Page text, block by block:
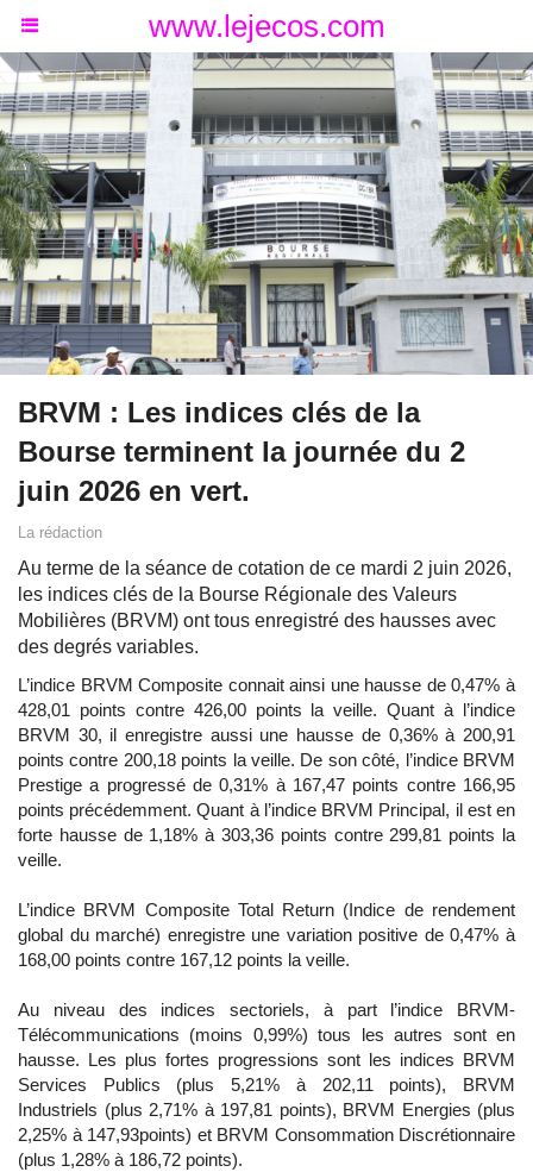
www.lejecos.com
BRVM : Les indices clés de la
Bourse terminent la journée du 2
juin 2026 en vert.
La rédaction
Au terme de la séance de cotation de ce mardi 2 juin 2026,
les indices clés de la Bourse Régionale des Valeurs
Mobilières (BRVM) ont tous enregistré des hausses avec
des degrés variables.
L’indice BRVM Composite connait ainsi une hausse de 0,47% à
428,01 points contre 426,00 points la veille. Quant à l’indice
BRVM 30, il enregistre aussi une hausse de 0,36% à 200,91
points contre 200,18 points la veille. De son côté, l’indice BRVM
Prestige a progressé de 0,31% à 167,47 points contre 166,95
points précédemment. Quant à l’indice BRVM Principal, il est en
forte hausse de 1,18% à 303,36 points contre 299,81 points la
veille.
L’indice BRVM Composite Total Return (Indice de rendement
global du marché) enregistre une variation positive de 0,47% à
168,00 points contre 167,12 points la veille.
Au niveau des indices sectoriels, à part l’indice BRVM-
Télécommunications (moins 0,99%) tous les autres sont en
hausse. Les plus fortes progressions sont les indices BRVM
Services Publics (plus 5,21% à 202,11 points), BRVM
Industriels (plus 2,71% à 197,81 points), BRVM Energies (plus
2,25% à 147,93points) et BRVM Consommation Discrétionnaire
(plus 1,28% à 186,72 points).